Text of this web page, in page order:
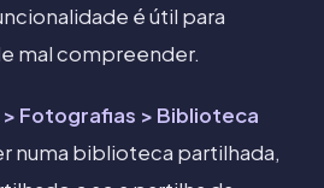
é útil para
mal compreender.
Fotografias > Biblioteca
numa biblioteca partilhada,